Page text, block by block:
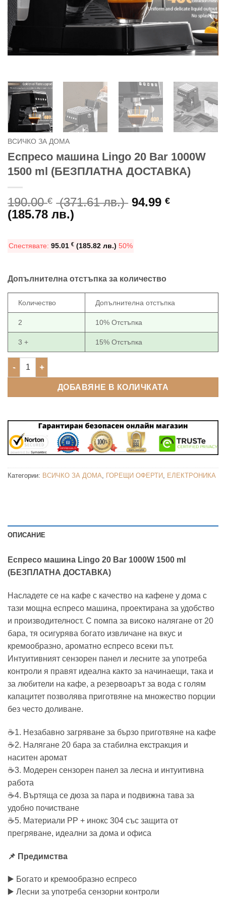
ВСИЧКО ЗА ДОМА
Еспресо машина Lingo 20 Bar 1000W
1500 ml (БЕЗПЛАТНА ДОСТАВКА)
190.00€ (371.61 лв.) Original
(371.61
94.99€
(185.78 лв.)
94.99 €
лв.).
Спестявате: 95.01 € (185.82 лв.) 50%
Допълнителна отстъпка за количество
Количество Допълнителна отстъпка
2 10% Отстъпка
3 + 15% Отстъпка
количество за Еспресо машина Lingo 20 Bar 1000W 1500
ДОБАВЯНЕ В КОЛИЧКАТА
Категории: ВСИЧКО ЗА ДОМА, ГОРЕЩИ ОФЕРТИ, ЕЛЕКТРОНИКА
ОПИСАНИЕ
Еспресо машина Lingo 20 Bar 1000W 1500 ml
(БЕЗПЛАТНА ДОСТАВКА)
Насладете се на кафе с качество на кафене у дома с
тази мощна еспресо машина, проектирана за удобство
и производителност. С помпа за високо налягане от 20
бара, тя осигурява богато извличане на вкус и
кремообразно, ароматно еспресо всеки път.
Интуитивният сензорен панел и лесните за употреба
контроли я правят идеална както за начинаещи, така и
за любители на кафе, а резервоарът за вода с голям
капацитет позволява приготвяне на множество порции
без често доливане.
☕1. Незабавно загряване за бързо приготвяне на кафе
☕2. Налягане 20 бара за стабилна екстракция и
наситен аромат
☕3. Модерен сензорен панел за лесна и интуитивна
работа
☕4. Въртяща се дюза за пара и подвижна тава за
удобно почистване
☕5. Материали PP + инокс 304 със защита от
прегряване, идеални за дома и офиса
📌 Предимства
▶️ Богато и кремообразно еспресо
▶️ Лесни за употреба сензорни контроли